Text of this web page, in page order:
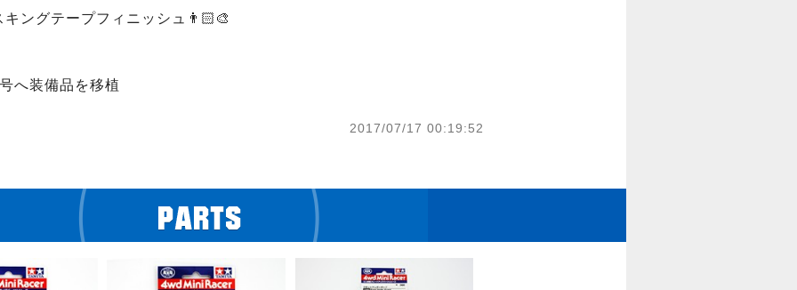
ングテープフィニッシュ👨🏻‍🎨
へ装備品を移植
2017/07/17 00:19:52